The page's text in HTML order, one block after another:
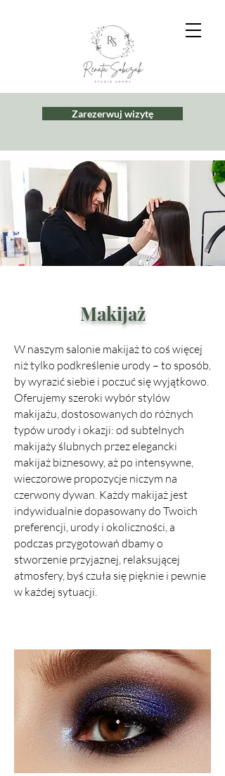
Zarezerwuj wizytę
Makijaż
W naszym salonie makijaż to coś więcej
niż tylko podkreślenie urody – to sposób,
by wyrazić siebie i poczuć się wyjątkowo.
Oferujemy szeroki wybór stylów
makijażu, dostosowanych do różnych
typów urody i okazji: od subtelnych
makijaży ślubnych przezelegancki
makijaż biznesowy, aż po intensywne,
wieczorowe propozycje niczym na
czerwony dywan. Każdy makijaż jest
indywidualnie dopasowany do Twoich
preferencji, urody i okoliczności,a
podczas przygotowań dbamy o
stworzenie przyjaznej, relaksującej
atmosfery, byś czuła się pięknie i pewnie
w każdej sytuacji.